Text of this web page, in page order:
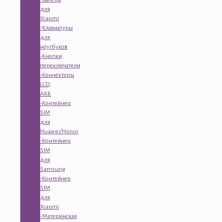
для
Xiaomi
-Клавиатуры
для
ноутбуков
-Кнопки,
переключатели
-Коннекторы
LCD,
АКБ
-Контейнер
SIM
для
Huawei/Honor
-Контейнер
SIM
для
Samsung
-Контейнер
SIM
для
Xiaomi
-Материнская